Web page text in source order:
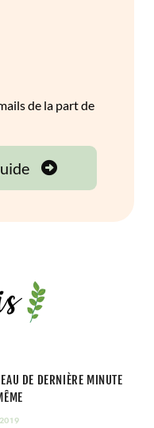
DE DERNIÈRE MINUTE